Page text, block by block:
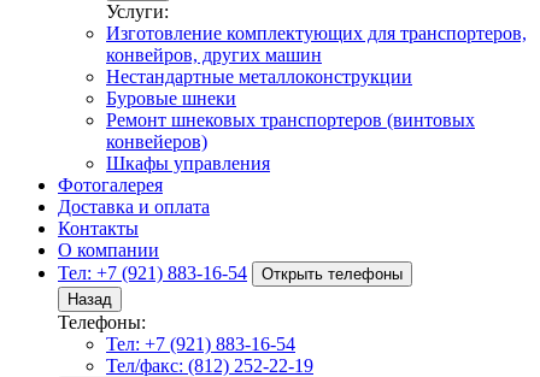
Услуги:
Изготовление комплектующих для транспортеров,
конвейров, других машин
Нестандартные металлоконструкции
Буровые шнеки
Ремонт шнековых транспортеров (винтовых
конвейеров)
Шкафы управления
Фотогалерея
Доставка и оплата
Контакты
О компании
Тел: +7 (921) 883-16-54
Открыть телефоны
Назад
Телефоны:
Тел: +7 (921) 883-16-54
Тел/факс: (812) 252-22-19